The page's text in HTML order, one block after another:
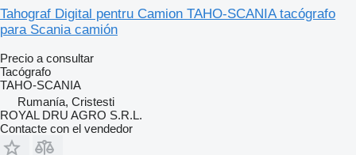
Tahograf Digital pentru Camion TAHO-SCANIA tacógrafo
para Scania camión
Precio a consultar
Tacógrafo
TAHO-SCANIA
Rumanía, Cristesti
ROYAL DRU AGRO S.R.L.
Contacte con el vendedor